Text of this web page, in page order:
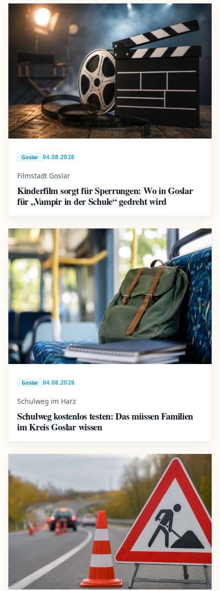
Goslar 04.08.2026
Filmstadt Goslar
Kinderfilm sorgt für Sperrungen: Wo in Goslar
für „Vampir in der Schule“ gedreht wird
Goslar 04.08.2026
Schulweg im Harz
Schulweg kostenlos testen: Das müssen Familien
im Kreis Goslar wissen